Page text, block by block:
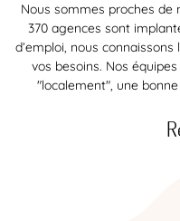
Nous sommes proches de
370 agences sont
d’emploi, nous
vos besoins. Nos
"localement", une